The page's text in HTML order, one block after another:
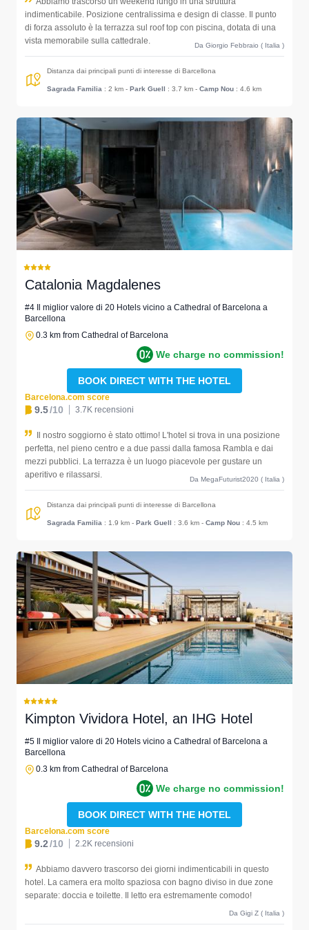
indimenticabile. Posizione centralissima e design di classe. Il punto
di forza assoluto è la terrazza sul roof top con piscina, dotata di una
vista memorabile sulla cattedrale.
Da Giorgio Febbraio ( Italia )
Distanza dai principali punti di interesse di Barcellona
Sagrada Familia : 2 km - Park Guell : 3.7 km - Camp Nou : 4.6 km
Catalonia Magdalenes
#4 Il miglior valore di 20 Hotels vicino a Cathedral of Barcelona a
Barcellona
0.3 km from Cathedral of Barcelona
We charge no commission!
BOOK DIRECT WITH THE HOTEL
Barcelona.com score
9.5/10 3.7K recensioni
Il nostro soggiorno è stato ottimo! L'hotel si trova in una posizione
perfetta, nel pieno centro e a due passi dalla famosa Rambla e dai
mezzi pubblici. La terrazza è un luogo piacevole per gustare un
aperitivo e rilassarsi.
Da MegaFuturist2020 ( Italia )
Distanza dai principali punti di interesse di Barcellona
Sagrada Familia : 1.9 km - Park Guell : 3.6 km - Camp Nou : 4.5 km
Kimpton Vividora Hotel, an IHG Hotel
#5 Il miglior valore di 20 Hotels vicino a Cathedral of Barcelona a
Barcellona
0.3 km from Cathedral of Barcelona
We charge no commission!
BOOK DIRECT WITH THE HOTEL
Barcelona.com score
9.2/10 2.2K recensioni
Abbiamo davvero trascorso dei giorni indimenticabili in questo
hotel. La camera era molto spaziosa con bagno diviso in due zone
separate: doccia e toilette. Il letto era estremamente comodo!
Da Gigi Z ( Italia )